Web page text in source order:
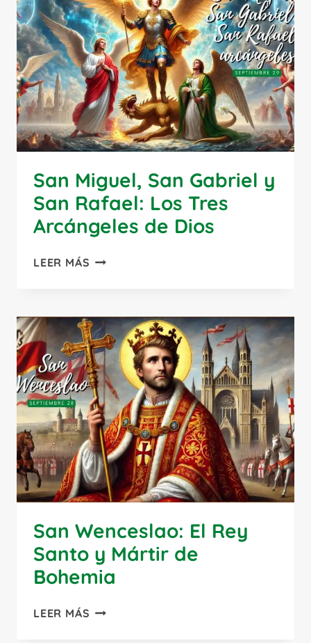
Y
DOCTOR
DE
LA
IGLESIA
San Miguel, San Gabriel y
San Rafael: Los Tres
Arcángeles de Dios
LEER MÁS SAN
Y
SAN
RAFAEL:
LOS
TRES
ARCÁNGELES
DE
DIOS
San Wenceslao: El Rey
Santo y Mártir de
Bohemia
LEER MÁS SAN